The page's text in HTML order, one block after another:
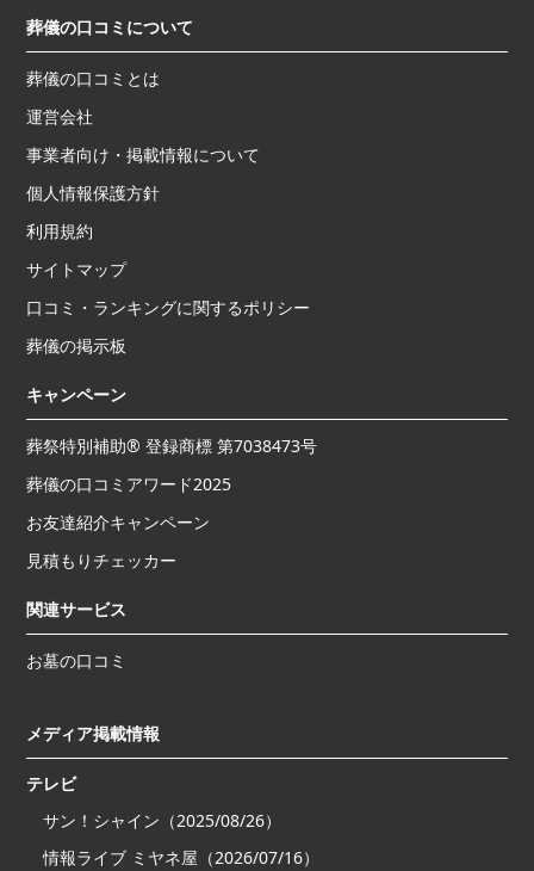
葬儀の口コミについて
葬儀の口コミとは
運営会社
事業者向け・掲載情報について
個人情報保護方針
利用規約
サイトマップ
口コミ・ランキングに関するポリシー
葬儀の掲示板
キャンペーン
葬祭特別補助® 登録商標 第7038473号
葬儀の口コミアワード2025
お友達紹介キャンペーン
見積もりチェッカー
関連サービス
お墓の口コミ
メディア掲載情報
テレビ
サン！シャイン（2025/08/26）
情報ライブ ミヤネ屋（2026/07/16）